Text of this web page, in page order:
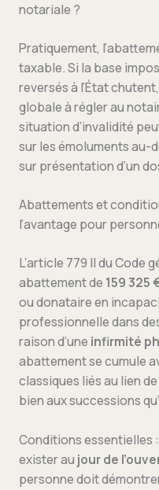
notariale ?
Pratiquement,
taxable. Si la base
reversés à l’État
globale à régler au
situation d’invalidité
sur les émoluments au-
sur présentation d’un
Abattements et
l’avantage pour
L’article 779 II du Code
abattement de 159 325
ou donataire en
professionnelle dans
raison d’une infirmité
abattement se cumule
classiques liés au lien
bien aux successions
Conditions essentielles
exister au jour de
personne doit